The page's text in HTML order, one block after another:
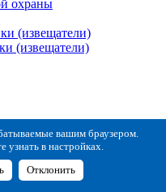
охраны
(извещатели)
(извещатели)
материалы
вашим браузером.
в настройках.
Отклонить